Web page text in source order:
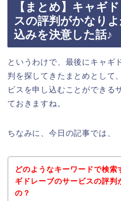
【まとめ】キャギ
スの評判がかなり
込みを決意した話♪
というわけで、最後にキャギ
判を探してきたまとめとして
ビスを申し込むことができる
ておきますね。
ちなみに、今日の記事では、
どのようなキーワードで検索
ギドレーブのサービスの評判
の？